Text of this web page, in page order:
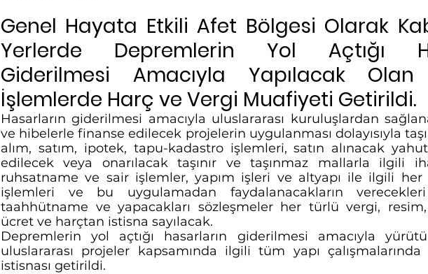
Genel Hayata Etkili Afet Bölgesi Olarak
Yerlerde Depremlerin Yol Açtığı
Giderilmesi Amacıyla Yapılacak Olan
İşlemlerde Harç ve Vergi Muafiyeti Getirildi.
Hasarların giderilmesi amacıyla uluslararası kuruluşlardan
ve hibelerle finanse edilecek projelerin uygulanması dolayısıyla
alım, satım, ipotek, tapu-kadastro işlemleri, satın alınacak
edilecek veya onarılacak taşınır ve taşınmaz mallarla ilgili
ruhsatname ve sair işlemler, yapım işleri ve altyapı ile ilgili
işlemleri ve bu uygulamadan faydalanacakların
taahhütname ve yapacakları sözleşmeler her türlü vergi, resim,
ücret ve harçtan istisna sayılacak.
Depremlerin yol açtığı hasarların giderilmesi amacıyla
uluslararası projeler kapsamında ilgili tüm yapı
istisnası getirildi.